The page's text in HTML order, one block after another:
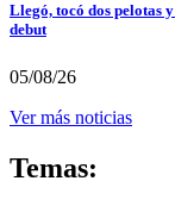
Llegó, tocó dos pelotas
debut
05/08/26
Ver más noticias
Temas: